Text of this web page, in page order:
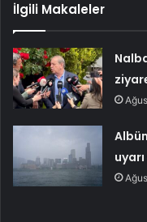
İlgili Makaleler